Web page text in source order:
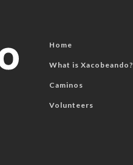
Home
What is Xacobeando?
Caminos
Volunteers